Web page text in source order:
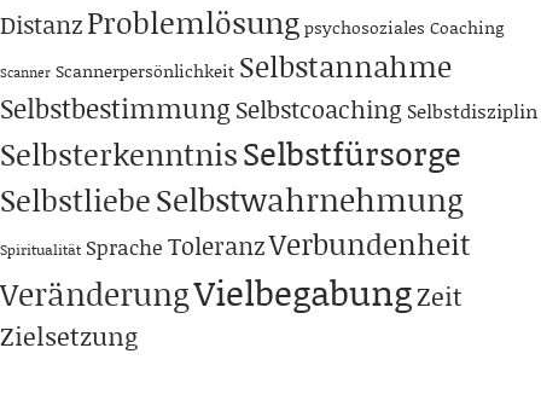
DistanzProblemlösungpsychosoziales Coaching
Scanner Scannerpersönlichkeit Selbstannahme
Selbstbestimmung Selbstcoaching Selbstdisziplin
SelbsterkenntnisSelbstfürsorge
SelbstliebeSelbstwahrnehmung
Spiritualität Sprache ToleranzVerbundenheit
VeränderungVielbegabungZeit
Zielsetzung